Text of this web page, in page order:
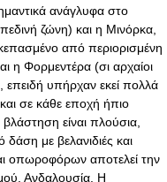
ανάγλυφα στο
ζώνη) και η Μινόρκα,
από περιορισμένη
η Φορμεντέρα (σι αρχαίοι
υπήρχαν εκεί πολλά
σε κάθε εποχή ήπιο
είναι πλούσια,
με βελανιδιές και
οπωροφόρων αποτελεί την
Ανδαλουσία. Η